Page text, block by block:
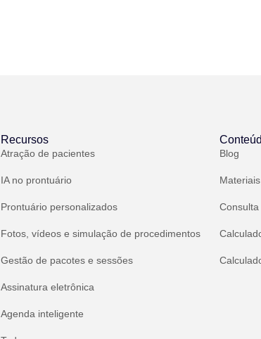
Recursos
Atração de pacientes
IA no prontuário
Prontuário personalizados
Fotos, vídeos e simulação de procedimentos
Gestão de pacotes e sessões
Assinatura eletrônica
Agenda inteligente
Blog